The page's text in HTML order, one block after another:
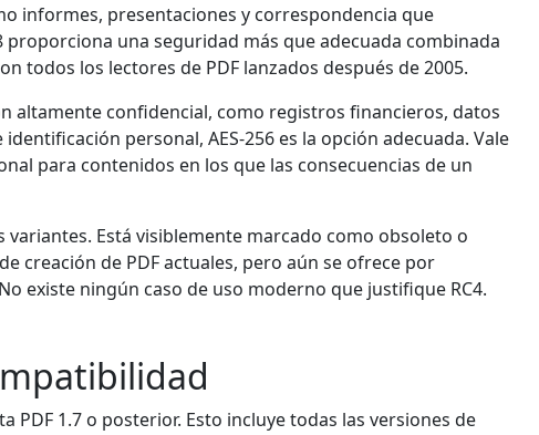
informes, presentaciones y correspondencia que
una seguridad más que adecuada combinada
todos los lectores de PDF lanzados después de 2005.
altamente confidencial, como registros financieros, datos
personal, AES-256 es la opción adecuada. Vale
para contenidos en los que las consecuencias de un
variantes. Está visiblemente marcado como obsoleto o
creación de PDF actuales, pero aún se ofrece por
existe ningún caso de uso moderno que justifique RC4.
PDF 1.7 o posterior. Esto incluye todas las versiones de